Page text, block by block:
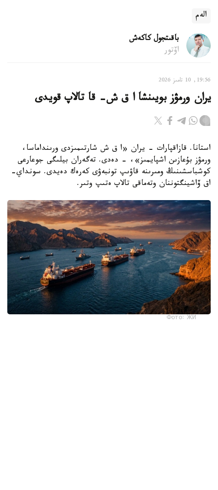
الەم
باقىتجول كاكەش
اۆتور
19:56, 10 تامىز 2026
يران ورمۋز بويىنشا ا ق ش- قا تالاپ قويدى
استانا. قازاقپارات - يران «ا ق ش شارتىمىزدى ورىنداماسا،
ورمۋز بۇعازىن اشپايمىز»، - دەدى. تەگەران بيلىگى جوعارعى
كوشباسشىنىڭ ومىرىنە قاۋىپ تونبەۋى كەرەك دەيدى. سونداي-
اق ۆاشينگتوننان وتەماقى تالاپ ەتىپ وتىر.
Фото: ЖИ